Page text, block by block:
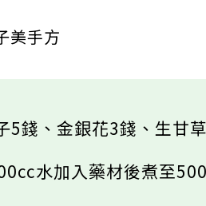
美手方
5錢、金銀花3錢、生甘草
水加入藥材後煮至